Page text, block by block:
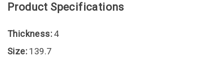
Product Specifications
Thickness:4
Size:139.7